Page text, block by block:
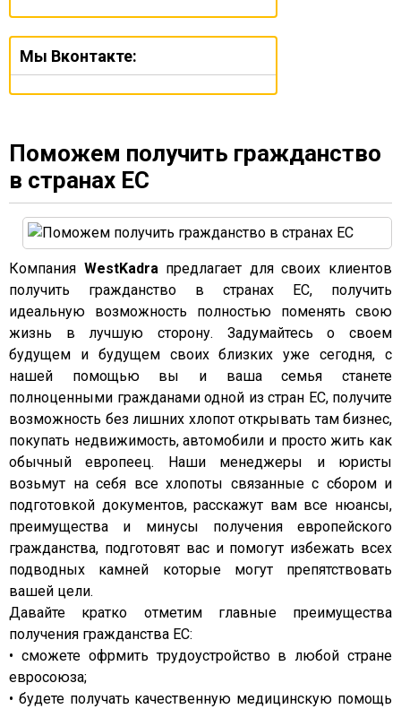
Мы Вконтакте:
Поможем получить гражданство
в странах ЕС
Компания WestKadraпредлагает для своих клиентов
получить гражданство в странах ЕС, получить
идеальную возможность полностью поменять свою
жизнь в лучшую сторону. Задумайтесь о своем
будущем и будущем своих близких уже сегодня, с
нашей помощью вы и ваша семья станете
полноценными гражданами одной из стран ЕС, получите
возможность без лишних хлопот открывать там бизнес,
покупать недвижимость, автомобили и просто жить как
обычный европеец. Наши менеджеры и юристы
возьмут на себя все хлопоты связанные с сбором и
подготовкой документов, расскажут вам все нюансы,
преимущества и минусы получения европейского
гражданства, подготовят вас и помогут избежать всех
подводных камней которые могут препятствовать
вашей цели.
Давайте кратко отметим главные преимущества
получения гражданства ЕС:
• сможете офрмить трудоустройство в любой стране
евросоюза;
• будете получать качественную медицинскую помощь